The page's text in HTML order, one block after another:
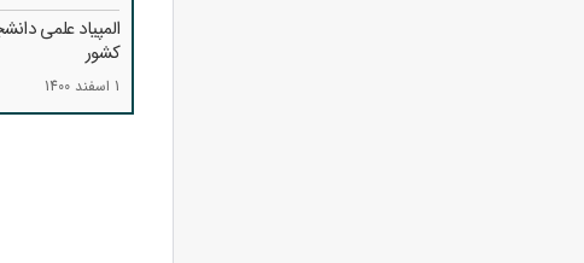
المپیاد علمی
کشور
1 اسفند 1400